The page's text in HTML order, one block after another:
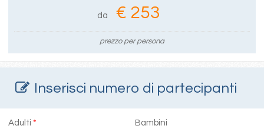
da € 253
prezzo per persona
Inserisci numero di partecipanti
Adulti* Bambini